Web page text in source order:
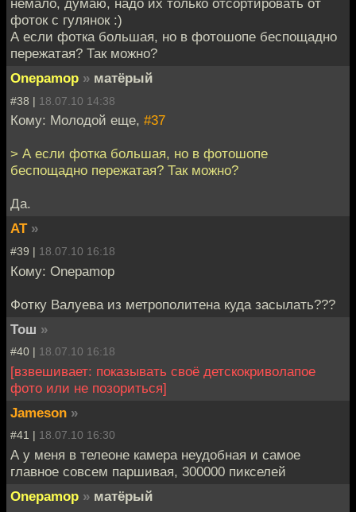
немало, думаю, надо их только отсортировать от
фоток с гулянок :)
А если фотка большая, но в фотошопе беспощадно
пережатая? Так можно?
Onepamop » матёрый
#38 | 18.07.10 14:38
Кому: Молодой еще, #37
> А если фотка большая, но в фотошопе
беспощадно пережатая? Так можно?
Да.
AT »
#39 | 18.07.10 16:18
Кому: Onepamop
Фотку Валуева из метрополитена куда засылать???
Тош »
#40 | 18.07.10 16:18
[взвешивает: показывать своё детскокриволапое
фото или не позориться]
Jameson »
#41 | 18.07.10 16:30
А у меня в телеоне камера неудобная и самое
главное совсем паршивая, 300000 пикселей
Onepamop » матёрый